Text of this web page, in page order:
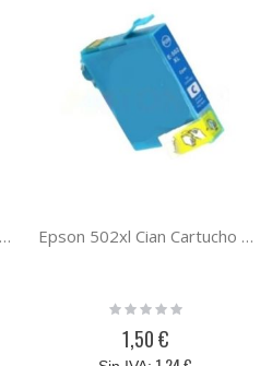
Epson 502xl Magenta Cartucho de tinta compatible Epson 502xl Cian Cartucho de tinta compatible
Rating:
1,50 €